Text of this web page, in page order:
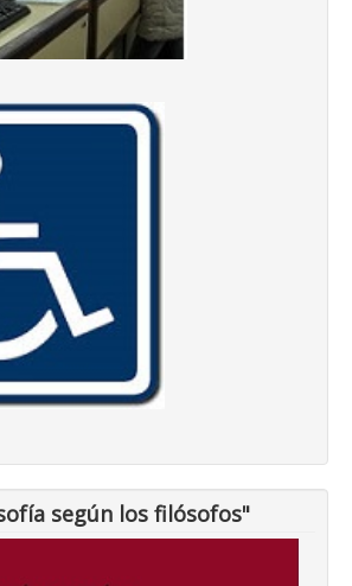
según los filósofos"